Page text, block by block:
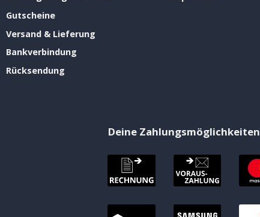
Gutscheine
Versand & Lieferung
Bankverbindung
Rücksendung
Deine Zahlungsmöglichkeiten